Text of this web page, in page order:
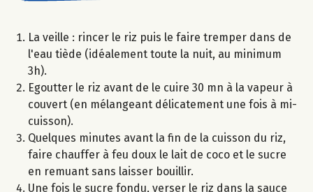
La veille : rincer le riz puis le faire tremper dans de
l'eau tiède (idéalement toute la nuit, au minimum
3h).
Egoutter le riz avant de le cuire 30 mn à la vapeur à
couvert (en mélangeant délicatement une fois à mi-
cuisson).
Quelques minutes avant la fin de la cuisson du riz,
faire chauffer à feu doux le lait de coco et le sucre
en remuant sans laisser bouillir.
Une fois le sucre fondu, verser le riz dans la sauce